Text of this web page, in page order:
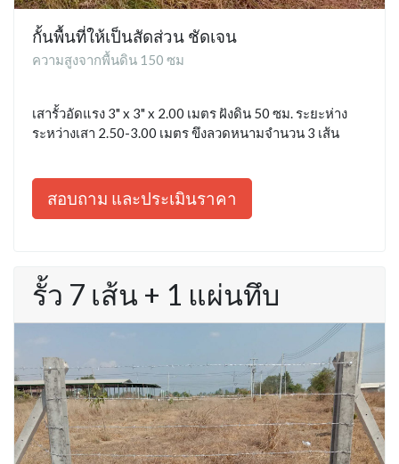
กั้นพื้นที่ให้เป็นสัดส่วน ชัดเจน
ความสูงจากพื้นดิน 150 ซม
เสารั้วอัดแรง 3" x 3" x 2.00 เมตร ฝังดิน 50 ซม. ระยะห่าง
ระหว่างเสา 2.50-3.00 เมตร ขึงลวดหนามจำนวน 3 เส้น
สอบถาม และประเมินราคา
รั้ว 7 เส้น + 1 แผ่นทึบ